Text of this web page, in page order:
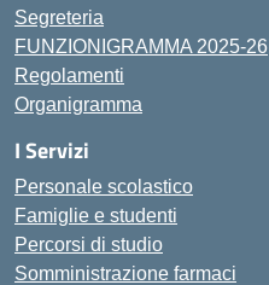
Segreteria
FUNZIONIGRAMMA 2025-26
Regolamenti
Organigramma
I Servizi
Personale scolastico
Famiglie e studenti
Percorsi di studio
Somministrazione farmaci